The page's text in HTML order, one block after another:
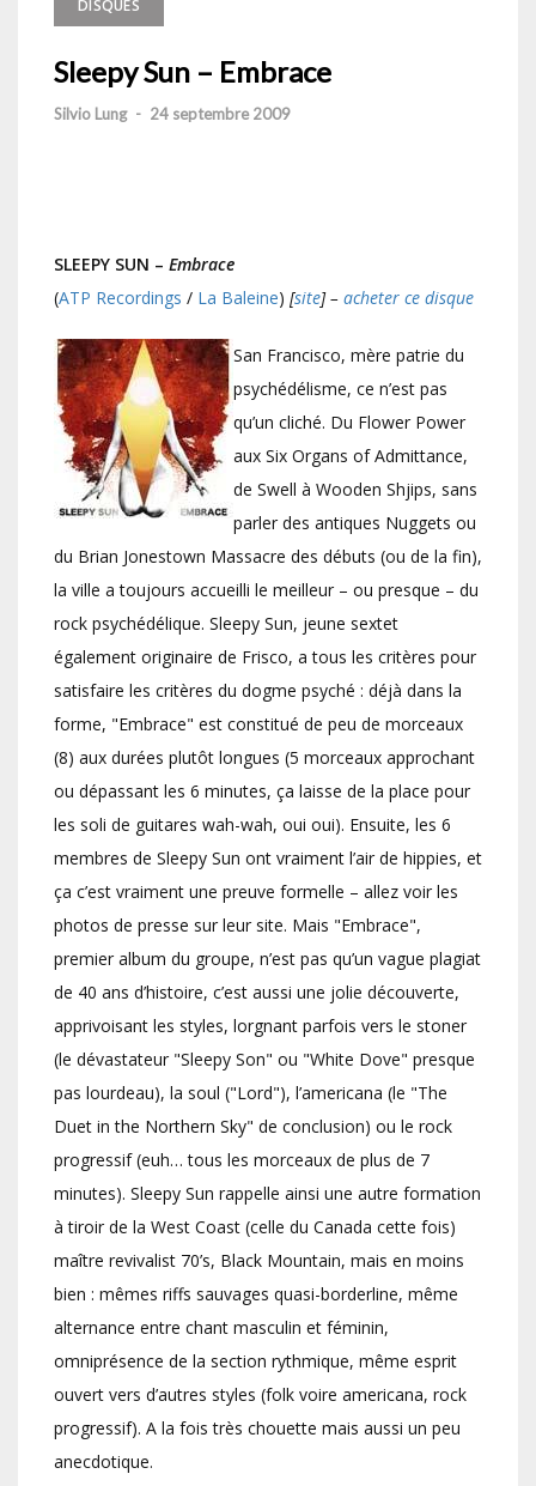
DISQUES
Sleepy Sun – Embrace
Silvio Lung - 24 septembre 2009
SLEEPY SUN – Embrace
(ATP Recordings / La Baleine) [site] – acheter ce disque
San Francisco, mère patrie du
psychédélisme, ce n’est pas
qu’un cliché. Du Flower Power
aux Six Organs of Admittance,
de Swell à Wooden Shjips, sans
parler des antiques Nuggets ou
du Brian Jonestown Massacre des débuts (ou de la fin),
la ville a toujours accueilli le meilleur – ou presque – du
rock psychédélique. Sleepy Sun, jeune sextet
également originaire de Frisco, a tous les critères pour
satisfaire les critères du dogme psyché : déjà dans la
forme, "Embrace" est constitué de peu de morceaux
(8) aux durées plutôt longues (5 morceaux approchant
ou dépassant les 6 minutes, ça laisse de la place pour
les soli de guitares wah-wah, oui oui). Ensuite, les 6
membres de Sleepy Sun ont vraiment l’air de hippies, et
ça c’est vraiment une preuve formelle – allez voir les
photos de presse sur leur site. Mais "Embrace",
premier album du groupe, n’est pas qu’un vague plagiat
de 40 ans d’histoire, c’est aussi une jolie découverte,
apprivoisant les styles, lorgnant parfois vers le stoner
(le dévastateur "Sleepy Son" ou "White Dove" presque
pas lourdeau), la soul ("Lord"), l’americana (le "The
Duet in the Northern Sky" de conclusion) ou le rock
progressif (euh… tous les morceaux de plus de 7
minutes). Sleepy Sun rappelle ainsi une autre formation
à tiroir de la West Coast (celle du Canada cette fois)
maître revivalist 70’s, Black Mountain, mais en moins
bien : mêmes riffs sauvages quasi-borderline, même
alternance entre chant masculin et féminin,
omniprésence de la section rythmique, même esprit
ouvert vers d’autres styles (folk voire americana, rock
progressif). A la fois très chouette mais aussi un peu
anecdotique.